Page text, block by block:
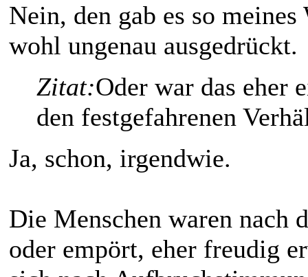
Nein, den gab es so
wohl ungenau ausgedrückt.
Zitat:Oder war das eher
den festgefahrenen
Ja, schon, irgendwie.
Die Menschen waren nach
oder empört, eher freudig